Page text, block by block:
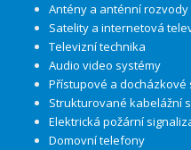
Antény a anténní rozvody
Satelity a internetová
Televizní technika
Audio video systémy
Přístupové a docházkové
Strukturované kabelážní
Elektrická požární
Domovní telefony